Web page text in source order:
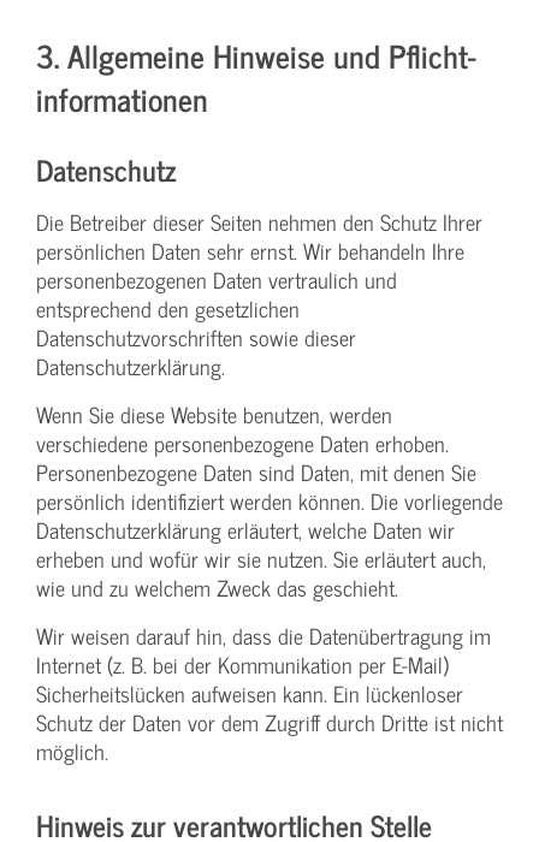
3. Allgemeine Hinweise und Pflicht­
informationen
Datenschutz
Die Betreiber dieser Seiten nehmen den Schutz Ihrer
persönlichen Daten sehr ernst. Wir behandeln Ihre
personenbezogenen Daten vertraulich und
entsprechend den gesetzlichen
Datenschutzvorschriften sowie dieser
Datenschutzerklärung.
Wenn Sie diese Website benutzen, werden
verschiedene personenbezogene Daten erhoben.
Personenbezogene Daten sind Daten, mit denen Sie
persönlich identifiziert werden können. Die vorliegende
Datenschutzerklärung erläutert, welche Daten wir
erheben und wofür wir sie nutzen. Sie erläutert auch,
wie und zu welchem Zweck das geschieht.
Wir weisen darauf hin, dass die Datenübertragung im
Internet (z. B. bei der Kommunikation per E-Mail)
Sicherheitslücken aufweisen kann. Ein lückenloser
Schutz der Daten vor dem Zugriff durch Dritte ist nicht
möglich.
Hinweis zur verantwortlichen Stelle